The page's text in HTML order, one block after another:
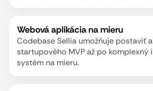
Webová aplikácia na mieru
Codebase Sellia umožňuje postaviť
startupového MVP až po komplexný
systém na mieru.